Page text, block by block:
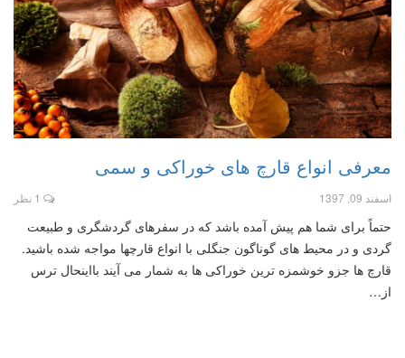
معرفی انواع قارچ های خوراکی و سمی
اسفند 09, 1397 1 نظر
حتماً برای شما هم پیش آمده باشد که در سفرهای گردشگری و طبیعت
گردی و در محیط های گوناگون جنگلی با انواع قارچها مواجه شده باشید.
قارچ ها جزو خوشمزه ترین خوراکی ها به شمار می آیند بااینحال ترس
از…